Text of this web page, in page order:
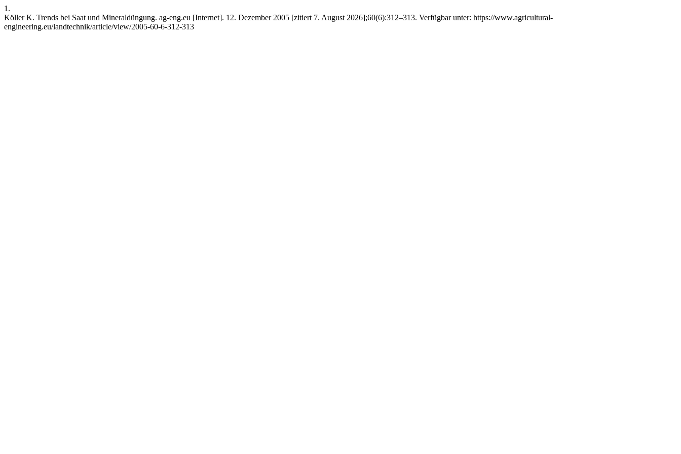
1.
Köller K. Trends bei Saat und Mineraldüngung. ag-eng.eu [Internet]. 12. Dezember 2005 [zitiert 7. August 2026];60(6):312–313. Verfügbar unter: https://www.agricultural-
engineering.eu/landtechnik/article/view/2005-60-6-312-313